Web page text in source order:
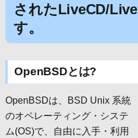
されたLiveCD/
す。
OpenBSDとは?
OpenBSDは、BSD Unix 系統
のオペレーティング・システ
ム(OS)で、自由に入手・利用